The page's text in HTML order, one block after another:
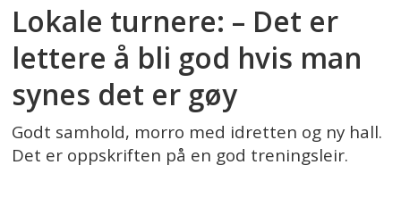
Lokale turnere: – Det er
lettere å bli god hvis man
synes det er gøy
Godt samhold, morro med idretten og ny hall.
Det er oppskriften på en god treningsleir.